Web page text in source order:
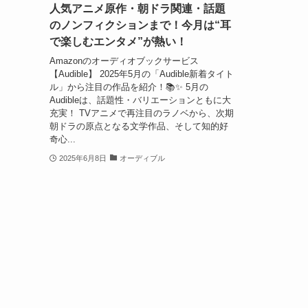
人気アニメ原作・朝ドラ関連・話題
のノンフィクションまで！今月は“耳
で楽しむエンタメ”が熱い！
Amazonのオーディオブックサービス
【Audible】 2025年5月の「Audible新着タイト
ル」から注目の作品を紹介！📚✨ 5月の
Audibleは、話題性・バリエーションともに大
充実！ TVアニメで再注目のラノベから、次期
朝ドラの原点となる文学作品、そして知的好
奇心...
2025年6月8日 オーディブル